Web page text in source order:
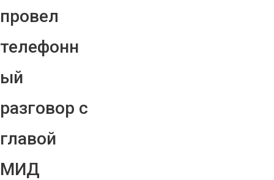
провел
телефонн
ый
разговор с
главой
МИД